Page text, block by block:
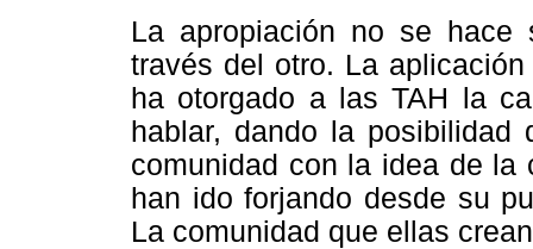
La apropiación no se
través del otro. La
ha otorgado a las TAH la
hablar, dando la posibilidad
comunidad con la idea de la
han ido forjando desde su
La comunidad que ellas